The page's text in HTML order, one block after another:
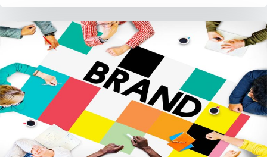
Brand
reputation:
analisi
e
come
migliorarla